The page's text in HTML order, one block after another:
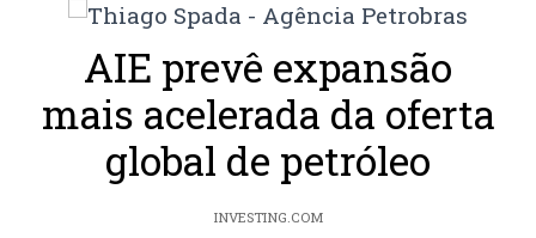
AIE prevê expansão
mais acelerada da oferta
global de petróleo
INVESTING.COM